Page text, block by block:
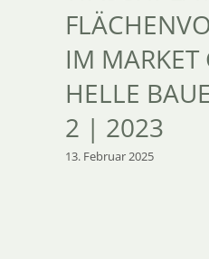
IM MARKET
HELLE
2 | 2023
13. Februar 2025